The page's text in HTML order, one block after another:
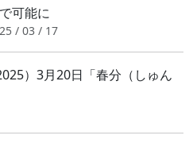
可能に
/ 03 / 17
）3月20日「春分（しゅん